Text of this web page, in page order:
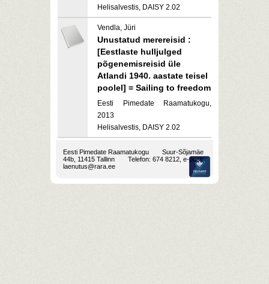
Helisalvestis, DAISY 2.02
Vendla, Jüri
Unustatud merereisid :
[Eestlaste hulljulged
põgenemisreisid üle
Atlandi 1940. aastate teisel
poolel] = Sailing to freedom
Eesti Pimedate Raamatukogu,
2013
Helisalvestis, DAISY 2.02
Eesti Pimedate Raamatukogu
Suur-Sõjamäe
44b, 11415 Tallinn
Telefon: 674 8212, e-post:
laenutus@rara.ee